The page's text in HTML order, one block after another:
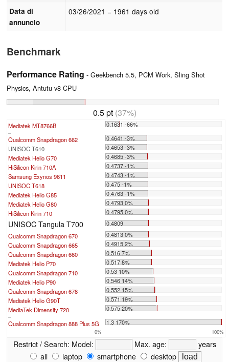
Data di
annuncio
03/26/2021 = 1961 days old
Benchmark
Performance Rating - Geekbench 5.5, PCM Work, Sling Shot
Physics, Antutu v8 CPU
0.5 pt(37%)
Mediatek MT8766B 0.1631 -66%
Qualcomm Snapdragon 662
0.4641 -3%
UNISOC T610
0.4653 -3%
Mediatek Helio G70
0.4685 -3%
HiSilicon Kirin 710A
0.4737 -1%
Samsung Exynos 9611
0.4743 -1%
UNISOC T618
0.475 -1%
Mediatek Helio G85
0.4763 -1%
Mediatek Helio G80
0.4793 0%
HiSilicon Kirin 710
0.4795 0%
UNISOC Tangula T700
0.4809
Qualcomm Snapdragon 670
0.4813 0%
Qualcomm Snapdragon 665
0.4915 2%
Qualcomm Snapdragon 660
0.516 7%
Mediatek Helio P70
0.517 8%
Qualcomm Snapdragon 710
0.53 10%
Mediatek Helio P90
0.546 14%
Qualcomm Snapdragon 678
0.552 15%
Mediatek Helio G90T
0.571 19%
MediaTek Dimensity 720
0.575 20%
Qualcomm Snapdragon 888 Plus 5G 1.3 170%
0% 100%
Restrict / Search: Model: Max. age:
years
all
laptop smartphone desktop